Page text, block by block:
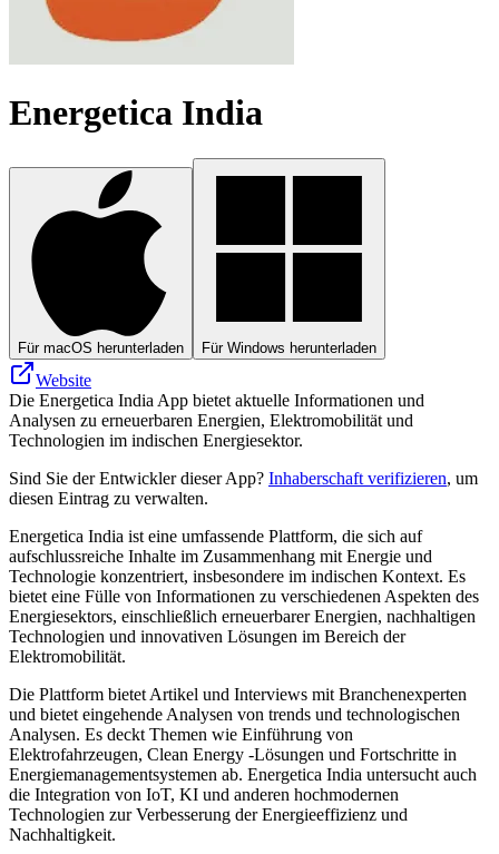
Energetica India
Für macOS herunterladen Für Windows herunterladen
Website
Die Energetica India App bietet aktuelle Informationen und
Analysen zu erneuerbaren Energien, Elektromobilität und
Technologien im indischen Energiesektor.
Sind Sie der Entwickler dieser App? Inhaberschaft verifizieren, um
diesen Eintrag zu verwalten.
Energetica India ist eine umfassende Plattform, die sich auf
aufschlussreiche Inhalte im Zusammenhang mit Energie und
Technologie konzentriert, insbesondere im indischen Kontext. Es
bietet eine Fülle von Informationen zu verschiedenen Aspekten des
Energiesektors, einschließlich erneuerbarer Energien, nachhaltigen
Technologien und innovativen Lösungen im Bereich der
Elektromobilität.
Die Plattform bietet Artikel und Interviews mit Branchenexperten
und bietet eingehende Analysen von trends und technologischen
Analysen. Es deckt Themen wie Einführung von
Elektrofahrzeugen, Clean Energy -Lösungen und Fortschritte in
Energiemanagementsystemen ab. Energetica India untersucht auch
die Integration von IoT, KI und anderen hochmodernen
Technologien zur Verbesserung der Energieeffizienz und
Nachhaltigkeit.